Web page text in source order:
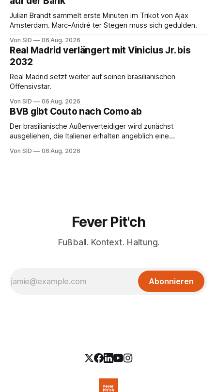
Julian Brandt sammelt erste Minuten im Trikot von Ajax
Amsterdam. Marc-André ter Stegen muss sich gedulden.
Von SID 06 Aug. 2026
Real Madrid verlängert mit Vinicius Jr. bis
2032
Real Madrid setzt weiter auf seinen brasilianischen
Offensivstar.
Von SID 06 Aug. 2026
BVB gibt Couto nach Como ab
Der brasilianische Außenverteidiger wird zunächst
ausgeliehen, die Italiener erhalten angeblich eine
Von SID 06 Aug. 2026
Fever Pit'ch
Fußball. Kontext. Haltung.
Abonnieren